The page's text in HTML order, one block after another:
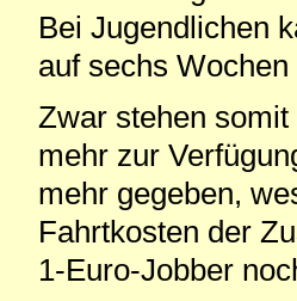
Bei Jugendlichen
auf sechs
Zwar stehen
mehr zur
mehr gegeben,
Fahrtkosten der
1-Euro-Jobber